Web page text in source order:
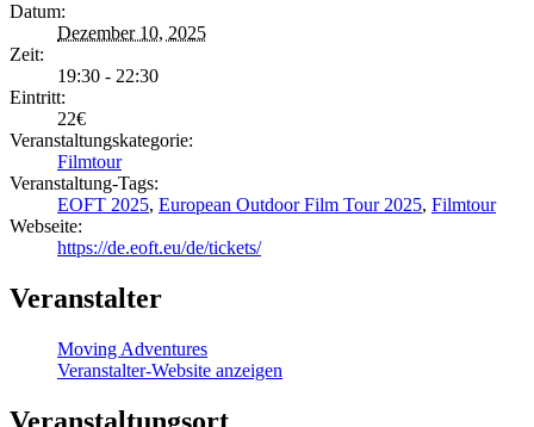
Datum:
Dezember 10, 2025
Zeit:
19:30 - 22:30
Eintritt:
22€
Veranstaltungskategorie:
Filmtour
Veranstaltung-Tags:
EOFT 2025, European Outdoor Film Tour 2025, Filmtour
Webseite:
https://de.eoft.eu/de/tickets/
Veranstalter
Moving Adventures
Veranstalter-Website anzeigen
Veranstaltungsort